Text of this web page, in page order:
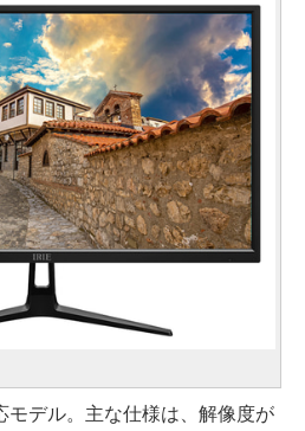
デル。主な仕様は、解像度が